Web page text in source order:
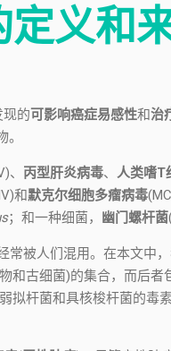
定义和
现的可影响癌症易感性和治
、 丙型肝炎病毒、 人类嗜T
和默克尔细胞多瘤病毒
；和一种细菌， 幽门螺杆菌
常被人们混用。在本文中
和古细菌)的集合，而后者
拟杆菌和具核梭杆菌的毒素